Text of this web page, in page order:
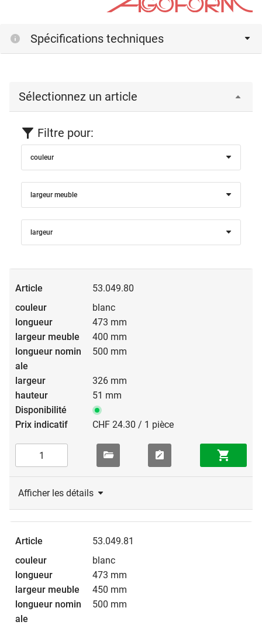
Spécifications techniques
Sélectionnez un article
Filtre pour:
couleur
largeur meuble
largeur
53.049.80
blanc
473 mm
400 mm
500 mm
326 mm
51 mm
CHF 24.30 / 1 pièce
Afficher les détails
53.049.81
blanc
473 mm
450 mm
500 mm